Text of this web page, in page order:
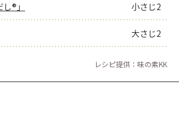
し®」 小さじ2
大さじ2
レシピ提供：味の素KK